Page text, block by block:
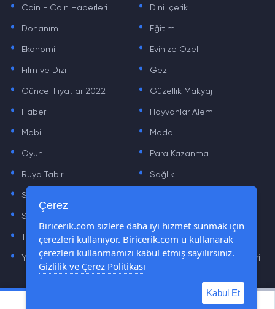
Coin - Coin Haberleri Dini içerik
. Donanım . Eğitim
. Ekonomi . Evinize Özel
. Film ve Dizi . Gezi
. Güncel Fiyatlar 2022 . Güzellik Makyaj
. Haber . Hayvanlar Alemi
. Mobil . Moda
. Oyun . Para Kazanma
. Rüya Tabiri . Sağlık
. Sinema .
. Sözler
. Teknoloji Haberleri . Yaşam
. Yazılım Haberleri . Yiyecek Önerileri ve Tarifleri
Çerez
Biricerik.com sizlere daha iyi hizmet sunmak için
çerezleri kullanıyor. Biricerik.com u kullanarak
çerezleri kullanmamızı kabul etmiş sayılırsınız.
Gizlilik ve Çerez Politikası
Kabul Et